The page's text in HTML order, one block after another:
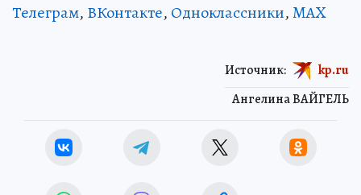
Телеграм, ВКонтакте, Одноклассники,MAX
Ангелина ВАЙГЕЛЬ
Источник: kp.ru